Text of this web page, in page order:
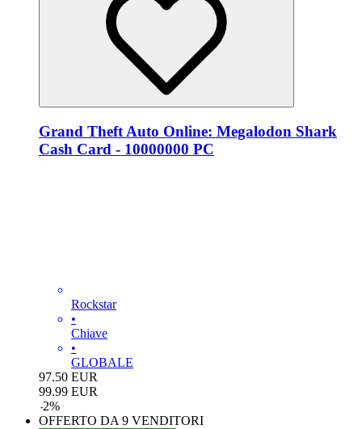
Grand Theft Auto Online: Megalodon Shark
Cash Card - 10000000 PC
Rockstar
•
Chiave
•
GLOBALE
97.50 EUR
99.99 EUR
-2%
OFFERTO DA 9 VENDITORI